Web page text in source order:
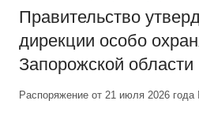
Правительство
дирекции особо
Запорожской области
Распоряжение от 21 июля 2026